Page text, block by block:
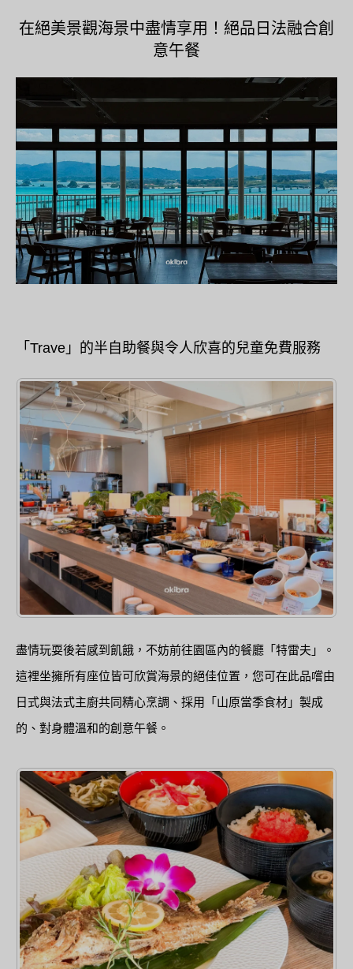
在絕美景觀海景中盡情享用！絕品日法融合創
意午餐
「Trave」的半自助餐與令人欣喜的兒童免費服務
盡情玩耍後若感到飢餓，不妨前往園區內的餐廳「特雷夫」。
這裡坐擁所有座位皆可欣賞海景的絕佳位置，您可在此品嚐由
日式與法式主廚共同精心烹調、採用「山原當季食材」製成
的、對身體溫和的創意午餐。